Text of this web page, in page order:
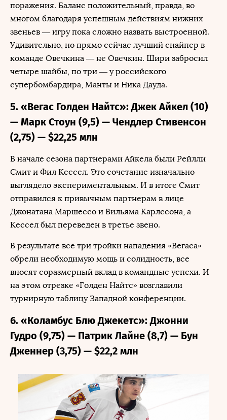
поражения. Баланс положительный, правда, во
многом благодаря успешным действиям нижних
звеньев — игру пока сложно назвать выстроенной.
Удивительно, но прямо сейчас лучший снайпер в
команде Овечкина — не Овечкин. Шири забросил
четыре шайбы, по три — у российского
супербомбардира, Манты и Ника Дауда.
5. «Вегас Голден Найтс»: Джек Айкел (10)
— Марк Стоун (9,5) — Чендлер Стивенсон
(2,75) — $22,25 млн
В начале сезона партнерами Айкела были Рейлли
Смит и Фил Кессел. Это сочетание изначально
выглядело экспериментальным. И в итоге Смит
отправился к привычным партнерам в лице
Джонатана Маршессо и Вильяма Карлссона, а
Кессел был переведен в третье звено.
В результате все три тройки нападения «Вегаса»
обрели необходимую мощь и солидность, все
вносят соразмерный вклад в командные успехи. И
на этом отрезке «Голден Найтс» возглавили
турнирную таблицу Западной конференции.
6. «Коламбус Блю Джекетс»: Джонни
Гудро (9,75) — Патрик Лайне (8,7) — Бун
Дженнер (3,75) — $22,2 млн